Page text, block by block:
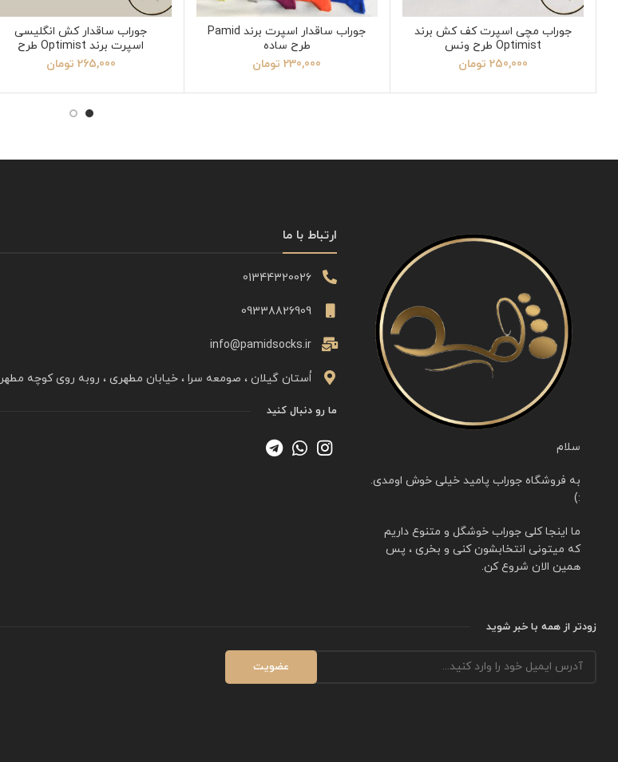
جوراب مچی اسپرت کف کش برند
Optimist طرح ونس
250,000 تومان
جوراب ساقدار اسپرت برند Pamid
طرح ساده
230,000 تومان
جوراب ساقدار کش انگلیسی
اسپرت برند Optimist طرح
آدیداس265,000 تومان
سلام
به فروشگاه جوراب پامید خیلی خوش اومدی.
:)
ما اینجا کلی جوراب خوشگل و متنوع داریم
که میتونی انتخابشون کنی و بخری ، پس
همین الان شروع کن.
ارتباط با ما
01344320026
09338826909
info@pamidsocks.ir
اُستان گیلان ، صومعه سرا ، خیابان مطهری ، روبه روی کوچه مطهر ۲
ما رو دنبال کنید
زودتر از همه با خبر شوید